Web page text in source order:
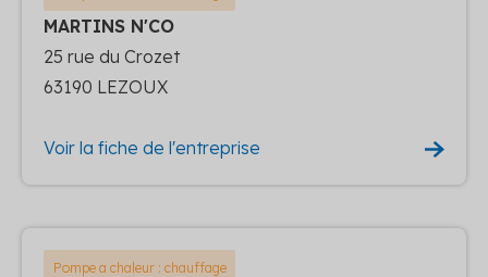
MARTINS N'CO
25 rue du Crozet
63190 LEZOUX
Voir la fiche de l'entreprise
Pompe a chaleur : chauffage